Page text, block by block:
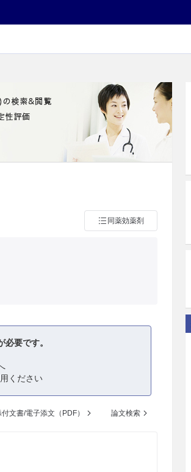
同薬効薬剤
要です。
ください
付文書/電子添文（PDF） 論文検索